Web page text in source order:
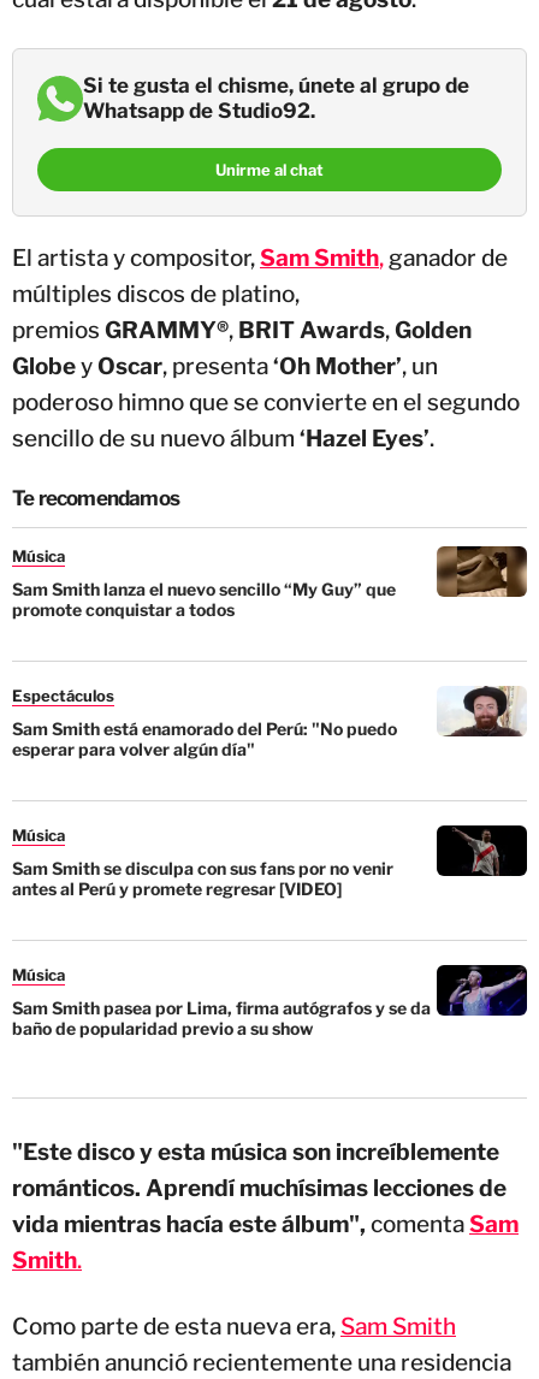
Si te gusta el chisme, únete al grupo de
Whatsapp de Studio92.
Unirme al chat
El artista y compositor,Sam Smith,ganador de
múltiples discos de platino,
premios GRAMMY®, BRIT Awards,Golden
Globey Oscar, presenta‘Oh Mother’, un
poderoso himno que se convierte en el segundo
sencillo de su nuevo álbum ‘Hazel Eyes’.
Te recomendamos
Música
Sam Smith lanza el nuevo sencillo “My Guy” que
promote conquistar a todos
Espectáculos
Sam Smith está enamorado del Perú: "No puedo
esperar para volver algún día"
Música
Sam Smith se disculpa con sus fans por no venir
antes al Perú y promete regresar [VIDEO]
Música
Sam Smith pasea por Lima, firma autógrafos y se da
baño de popularidad previo a su show
"Este disco y esta música son increíblemente
románticos. Aprendí muchísimas lecciones de
vida mientras hacía este álbum", comentaSam
Smith.
Como parte de esta nueva era, Sam Smith
también anunció recientemente una residencia